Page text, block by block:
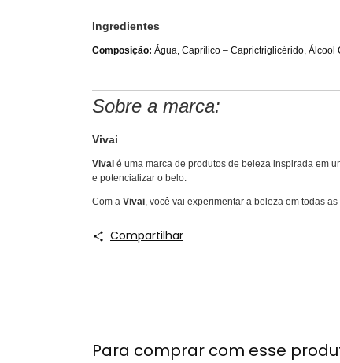
Ingredientes
Composição: Água, Caprílico – Caprictriglicérido,
Sobre a marca:
Vivai
Vivai é uma marca de produtos de beleza inspirada em
e potencializar o belo.
Com a Vivai, você vai experimentar a beleza em todas
Compartilhar
Para comprar com esse